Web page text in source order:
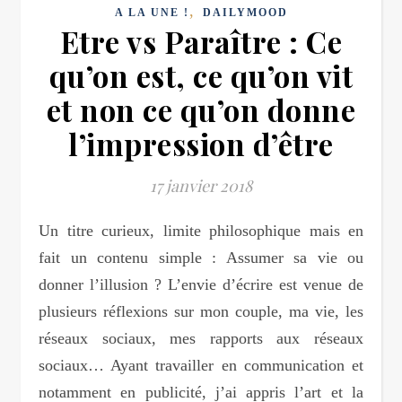
A LA UNE ! , DAILYMOOD
Etre vs Paraître : Ce
qu’on est, ce qu’on vit
et non ce qu’on donne
l’impression d’être
17 janvier 2018
Un titre curieux, limite philosophique mais en
fait un contenu simple : Assumer sa vie ou
donner l’illusion ? L’envie d’écrire est venue de
plusieurs réflexions sur mon couple, ma vie, les
réseaux sociaux, mes rapports aux réseaux
sociaux… Ayant travailler en communication et
notamment en publicité, j’ai appris l’art et la